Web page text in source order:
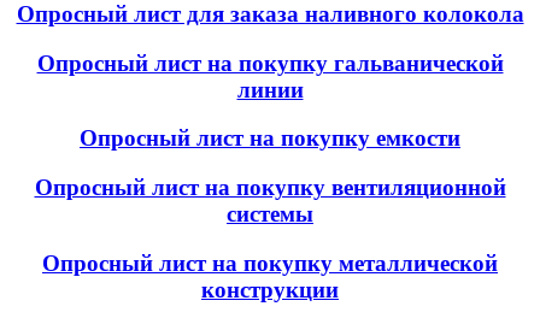
Опросный лист для заказа наливного колокола
Опросный лист на покупку гальванической
линии
Опросный лист на покупку емкости
Опросный лист на покупку вентиляционной
системы
Опросный лист на покупку металлической
конструкции